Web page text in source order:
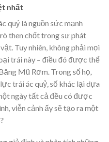
nhất
quỷ là nguồn sức mạnh
then chốt trong sự phát
Tuy nhiên, không phải mọi
trái này – điều đó được thể
Mũ Rơm. Trong số họ,
trái ác quỷ, số khác lại dựa
ngày tất cả đều có được
viễn cảnh ấy sẽ tạo ra một